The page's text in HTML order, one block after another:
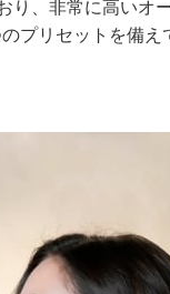
り、非常に高いオ
プリセットを備